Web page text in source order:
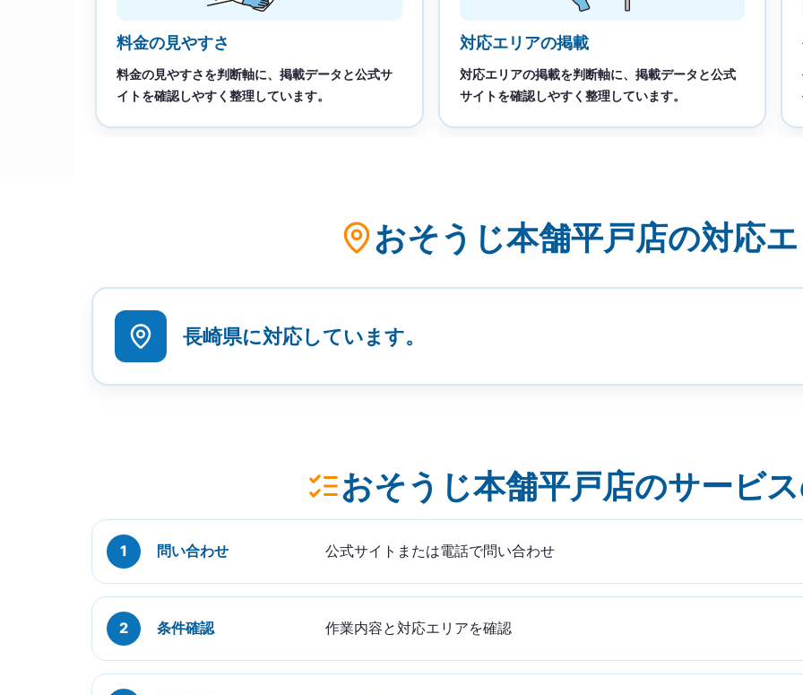
料金の見やすさ
料金の見やすさを判断軸に、掲載データと公式サ
イトを確認しやすく整理しています。
対応エリアの掲載
対応エリアの掲載を判断軸に、掲載データと公式
サイトを確認しやすく整理しています。
おそうじ本舗平戸店の対応
長崎県に対応しています。
おそうじ本舗平戸店のサービ
問い合わせ 公式サイトまたは電話で問い合わせ
条件確認 作業内容と対応エリアを確認